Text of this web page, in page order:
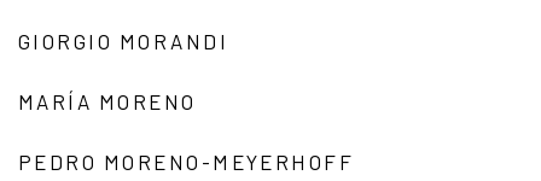
GIORGIO MORANDI
MARÍA MORENO
PEDRO MORENO-MEYERHOFF